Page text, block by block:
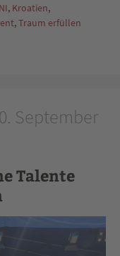
, Kroatien,
,Traum erfüllen
September
Talente